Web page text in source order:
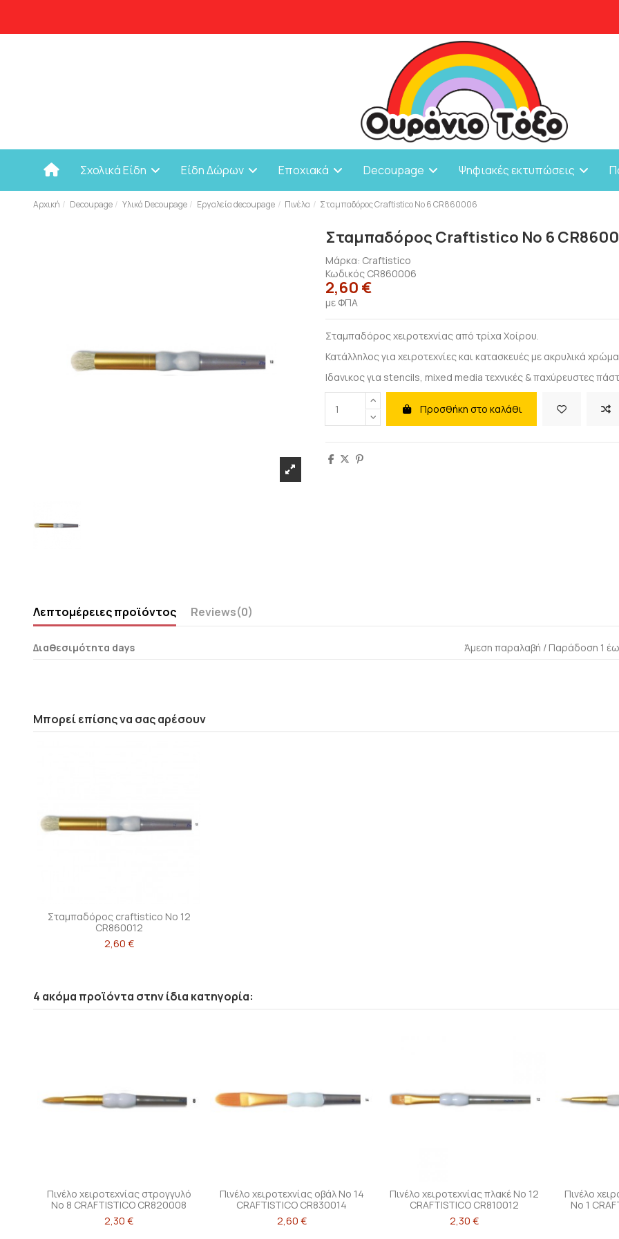
Σχολικά Είδη Είδη Δώρων Εποχιακά Decoupage Ψηφιακές εκτυπώσεις
Αρχική Decoupage Υλικά Decoupage Εργαλεία decoupage Πινέλα Σταμπαδόρος Craftistico Νο 6 CR860006
Σταμπαδόρος Craftistico Νο 6
Μάρκα: Craftistico
Κωδικός CR860006
2,60 €
με ΦΠΑ
Σταμπαδόρος χειροτεχνίας από τρίχα Χοίρου.
Κατάλληλος για χειροτεχνίες και κατασκευές με ακρυλικά
Ιδανικος για stencils, mixed media τεχνικές & παχύρευστες
Προσθήκη στο καλάθι
Λεπτομέρειες προϊόντος Reviews(0)
Διαθεσιμότητα days Άμεση παραλαβή / Παράδoση 1
Μπορεί επίσης να σας αρέσουν
Σταμπαδόρος craftistico No 12
CR860012
2,60 €
4 ακόμα προϊόντα στην ίδια κατηγορία:
Πινέλο χειροτεχνίας στρογγυλό
Νο 8 CRAFTISTICO CR820008
2,30 €
Πινέλο χειροτεχνίας οβάλ Νο 14
CRAFTISTICO CR830014
2,60 €
Πινέλο χειροτεχνίας πλακέ Νο 12
CRAFTISTICO CR810012
2,30 €
Πινέλο
Νο 1